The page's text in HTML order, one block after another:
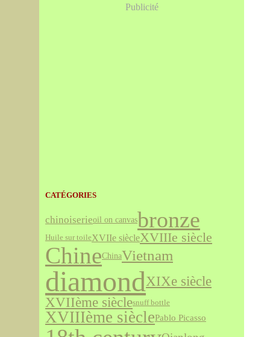
Publicité
CATÉGORIES
chinoiserieoil on canvasbronze
Huile sur toileXVIIe siècleXVIIIe siècle
ChineChinaVietnam
diamondXIXe siècle
XVIIème sièclesnuff bottle
XVIIIème sièclePablo Picasso